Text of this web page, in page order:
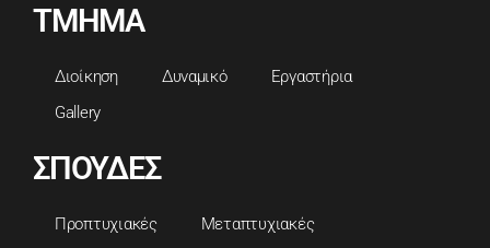
ΤΜΗΜΑ
Διοίκηση Δυναμικό
Εργαστήρια
Gallery
ΣΠΟΥΔΕΣ
Προπτυχιακές
Μεταπτυχιακές